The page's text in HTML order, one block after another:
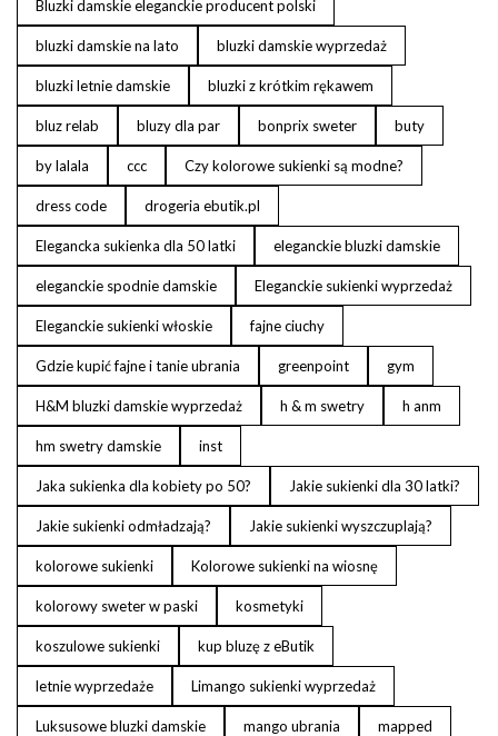
Bluzki damskie eleganckie producent polski
bluzki damskie na lato bluzki damskie wyprzedaż
bluzki letnie damskie bluzki z krótkim rękawem
bluz relab bluzy dla par bonprix sweter buty
by lalala ccc Czy kolorowe sukienki są modne?
dress code drogeria ebutik.pl
Elegancka sukienka dla 50 latki eleganckie bluzki damskie
eleganckie spodnie damskie Eleganckie sukienki wyprzedaż
Eleganckie sukienki włoskie fajne ciuchy
Gdzie kupić fajne i tanie ubrania greenpoint gym
H&M bluzki damskie wyprzedaż h & m swetry h anm
hm swetry damskie inst
Jaka sukienka dla kobiety po 50? Jakie sukienki dla 30 latki?
Jakie sukienki odmładzają? Jakie sukienki wyszczuplają?
kolorowe sukienki Kolorowe sukienki na wiosnę
kolorowy sweter w paski kosmetyki
koszulowe sukienki kup bluzę z eButik
letnie wyprzedaże Limango sukienki wyprzedaż
Luksusowe bluzki damskie mango ubrania mapped